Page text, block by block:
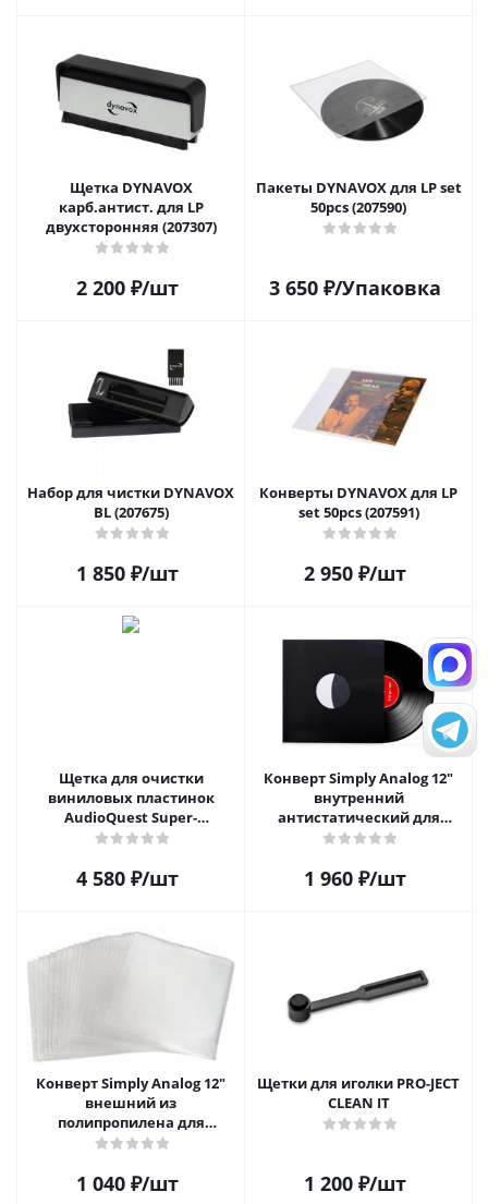
Щетка DYNAVOX
карб.антист. для LP
двухсторонняя (207307)
2 200₽/шт
Пакеты DYNAVOX для LP set
50pcs (207590)
3 650₽/Упаковка
Набор для чистки DYNAVOX
BL (207675)
1 850₽/шт
Конверты DYNAVOX для LP
set 50pcs (207591)
2 950₽/шт
Щетка для очистки
виниловых пластинок
AudioQuest Super-
Conductive Anti-Static
4 580₽/шт
Конверт Simply Analog 12"
внутренний
антистатический для
пластинок (25 шт)
1 960₽/шт
Конверт Simply Analog 12"
внешний из
полипропилена для
пластинок (25шт)
1 040₽/шт
Щетки для иголки PRO-JECT
CLEAN IT
1 200₽/шт